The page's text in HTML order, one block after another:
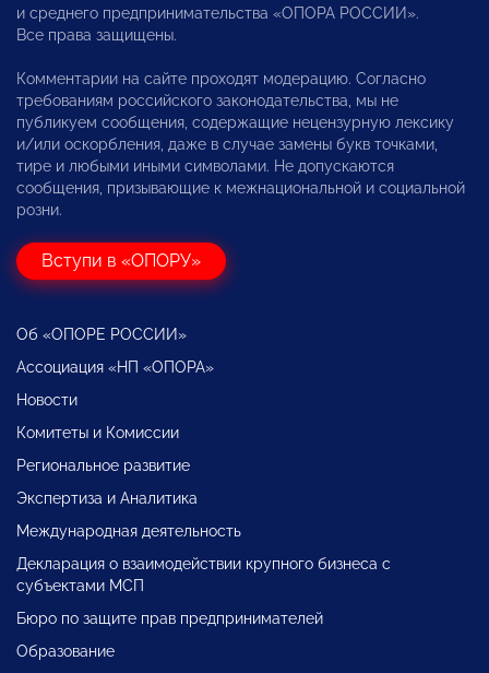
и среднего предпринимательства «ОПОРА РОССИИ».
Все права защищены.
Комментарии на сайте проходят модерацию. Согласно
требованиям российского законодательства, мы не
публикуем сообщения, содержащие нецензурную лексику
и/или оскорбления, даже в случае замены букв точками,
тире и любыми иными символами. Не допускаются
сообщения, призывающие к межнациональной и социальной
розни.
Вступи в «ОПОРУ»
Об «ОПОРЕ РОССИИ»
Ассоциация «НП «ОПОРА»
Новости
Комитеты и Комиссии
Региональное развитие
Экспертиза и Аналитика
Международная деятельность
Декларация о взаимодействии крупного бизнеса с
субъектами МСП
Бюро по защите прав предпринимателей
Образование